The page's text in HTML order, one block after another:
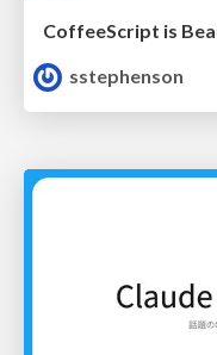
sstephenson